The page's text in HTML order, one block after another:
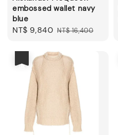
embossed wallet navy
blue
Sale
NT$ 9,840 Regular
NT$ 16,400